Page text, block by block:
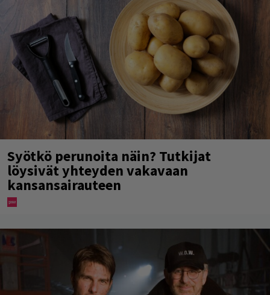
Syötkö perunoita näin? Tutkijat
löysivät yhteyden vakavaan
kansansairauteen